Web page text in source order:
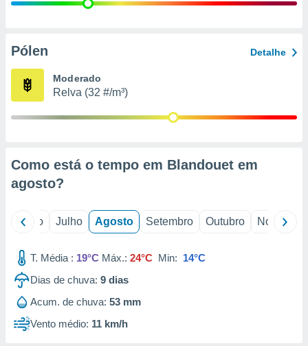
e
de
Pólen Detalhe
Moderado
Relva (32 #/m³)
Como está o tempo em Blandouet em
agosto?
Junho Julho Agosto Setembro Outubro Novembro
T. Média : 19°C Máx.: 24°C Min: 14°C
Dias de chuva: 9 dias
Acum. de chuva: 53 mm
Vento médio: 11 km/h